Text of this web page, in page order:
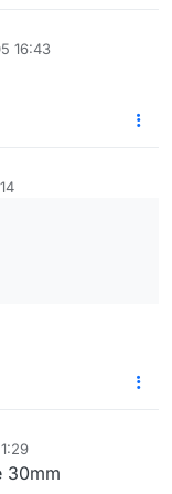
16:43
30mm